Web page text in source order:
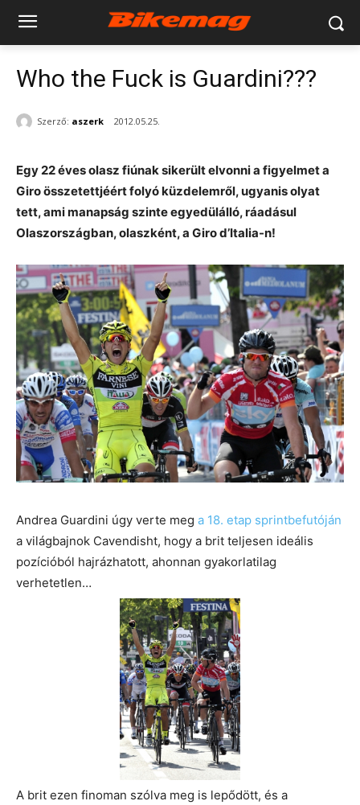
Who the Fuck is Guardini???
Szerző: aszerk 2012.05.25.
Egy 22 éves olasz fiúnak sikerült elvonni a figyelmet a
Giro összetettjéért folyó küzdelemről, ugyanis olyat
tett, ami manapság szinte egyedülálló, ráadásul
Olaszországban, olaszként, a Giro d’Italia-n!
Andrea Guardini úgy verte meg a 18. etap sprintbefutóján
a világbajnok Cavendisht, hogy a brit teljesen ideális
pozícióból hajrázhatott, ahonnan gyakorlatilag
verhetetlen…
A brit ezen finoman szólva meg is lepődött, és a